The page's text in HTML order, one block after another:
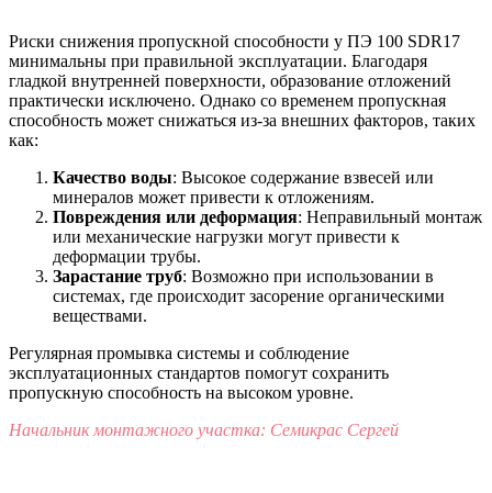
Риски снижения пропускной способности у ПЭ 100 SDR17
минимальны при правильной эксплуатации. Благодаря
гладкой внутренней поверхности, образование отложений
практически исключено. Однако со временем пропускная
способность может снижаться из-за внешних факторов, таких
как:
Качество воды: Высокое содержание взвесей или
минералов может привести к отложениям.
Повреждения или деформация: Неправильный монтаж
или механические нагрузки могут привести к
деформации трубы.
Зарастание труб: Возможно при использовании в
системах, где происходит засорение органическими
веществами.
Регулярная промывка системы и соблюдение
эксплуатационных стандартов помогут сохранить
пропускную способность на высоком уровне.
Начальник монтажного участка: Семикрас Сергей